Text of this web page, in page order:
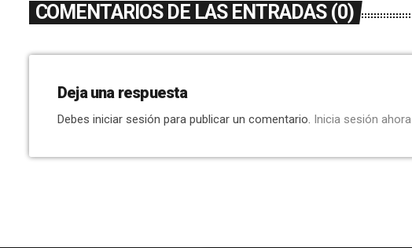
COMENTARIOS DE LAS ENTRADAS (0)
Deja una respuesta
Debes iniciar sesión para publicar un comentario. Inicia sesión ahora